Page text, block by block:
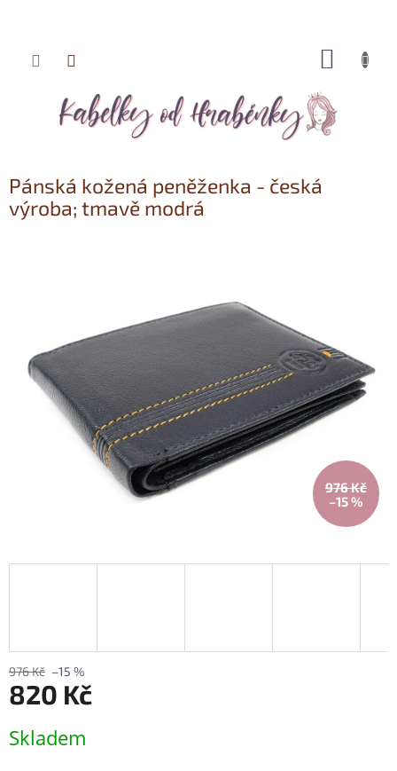
Přejít
Pánská kožená peněženka - česká
výroba; tmavě modrá
976 Kč
–15 %
976 Kč –15 %
820 Kč
cena:
Skladem